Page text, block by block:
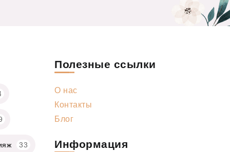
33
Полезные ссылки
О нас
Контакты
Блог
Информация